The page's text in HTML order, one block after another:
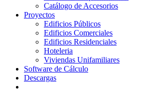
Catálogo de Accesorios
Proyectos
Edificios Públicos
Edificios Comerciales
Edificios Residenciales
Hoteleria
Viviendas Unifamiliares
Software de Cálculo
Descargas